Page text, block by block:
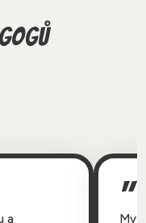
a
My